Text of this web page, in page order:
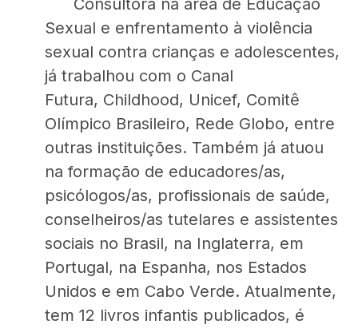
Sexual e enfrentamento à violência
sexual contra crianças e adolescentes,
já trabalhou com o Canal
Futura, Childhood, Unicef, Comitê
Olímpico Brasileiro, Rede Globo, entre
outras instituições. Também já atuou
na formação de educadores/as,
psicólogos/as, profissionais de saúde,
conselheiros/as tutelares e assistentes
sociais no Brasil, na Inglaterra, em
Portugal, na Espanha, nos Estados
Unidos e em Cabo Verde. Atualmente,
tem 12 livros infantis publicados, é